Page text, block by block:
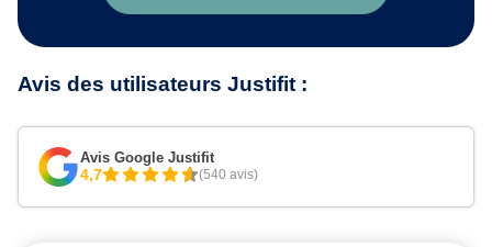
Avis des utilisateurs Justifit :
Avis Google Justifit
4,7 (540 avis)